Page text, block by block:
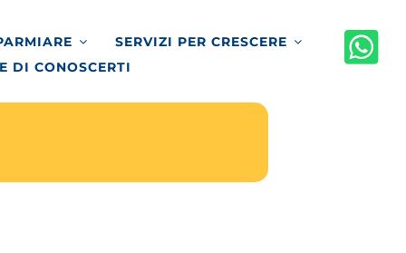
SERVIZI PER CRESCERE
DI CONOSCERTI